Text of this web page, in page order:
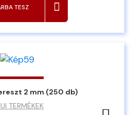
TESZ
2 mm (250 db)
TERMÉKEK